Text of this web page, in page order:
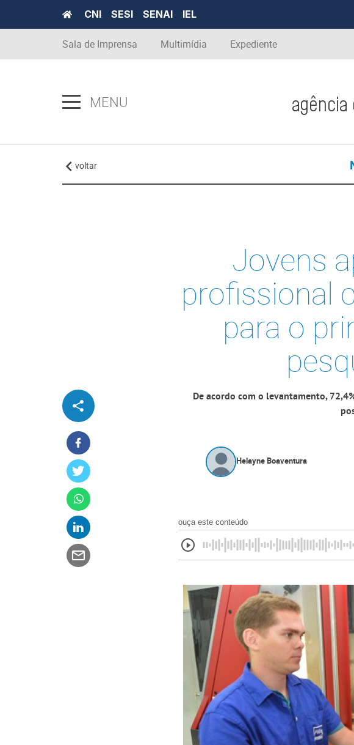
CNI SESI SENAI IEL
Sala de Imprensa Multimídia Expediente
MENU
voltar
Jovens
profissional
para o
De acordo com o levantamento,
Helayne Boaventura
ouça este conteúdo